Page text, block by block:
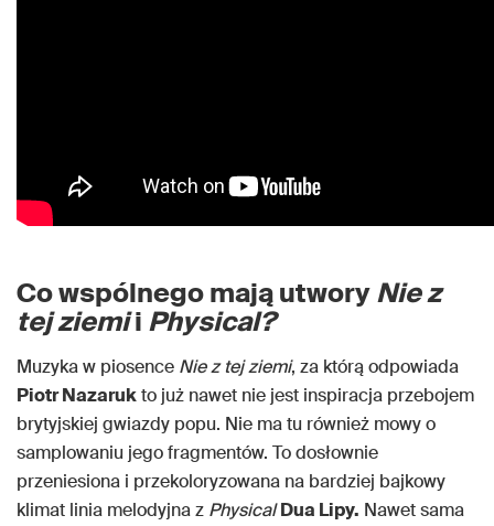
Co wspólnego mają utworyNie z
tej ziemii Physical?
Muzyka w piosence Nie z tej ziemi, za którą odpowiada
Piotr Nazarukto już nawet nie jest inspiracja przebojem
brytyjskiej gwiazdy popu. Nie ma tu również mowy o
samplowaniu jego fragmentów. To dosłownie
przeniesiona i przekoloryzowana na bardziej bajkowy
klimat linia melodyjna z Physical Dua Lipy. Nawet sama